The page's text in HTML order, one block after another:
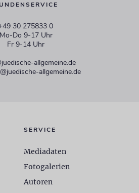
30 275833 0
Mo-Do 9-17 Uhr
Fr 9-14 Uhr
allgemeine.de
allgemeine.de
SERVICE
Mediadaten
Fotogalerien
Autoren